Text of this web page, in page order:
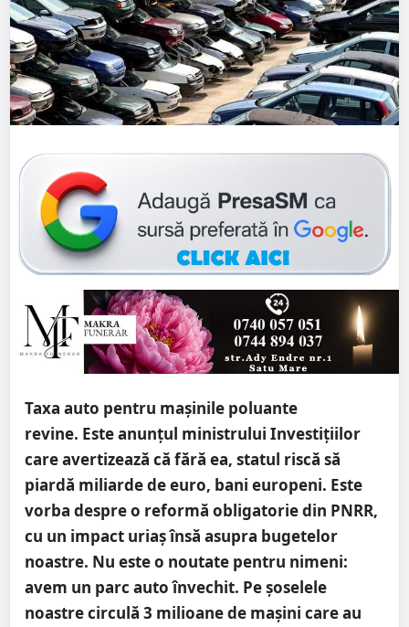
Taxa auto pentru maşinile poluante
revine. Este anunţul ministrului Investiţiilor
care avertizează că fără ea, statul riscă să
piardă miliarde de euro, bani europeni. Este
vorba despre o reformă obligatorie din PNRR,
cu un impact uriaş însă asupra bugetelor
noastre. Nu este o noutate pentru nimeni:
avem un parc auto învechit. Pe şoselele
noastre circulă 3 milioane de maşini care au